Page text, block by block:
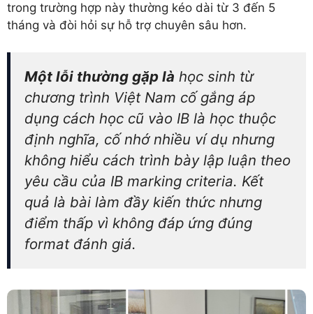
trong trường hợp này thường kéo dài từ 3 đến 5
tháng và đòi hỏi sự hỗ trợ chuyên sâu hơn.
Một lỗi thường gặp là học sinh từ
chương trình Việt Nam cố gắng áp
dụng cách học cũ vào IB là học thuộc
định nghĩa, cố nhớ nhiều ví dụ nhưng
không hiểu cách trình bày lập luận theo
yêu cầu của IB marking criteria. Kết
quả là bài làm đầy kiến thức nhưng
điểm thấp vì không đáp ứng đúng
format đánh giá.